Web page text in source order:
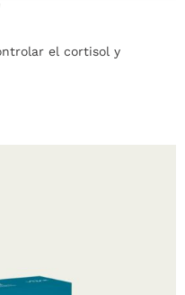
el cortisol y